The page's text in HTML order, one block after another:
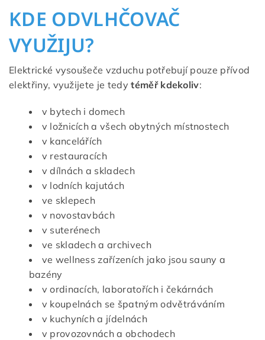
KDE ODVLHČOVAČ
VYUŽIJU?
Elektrické vysoušeče vzduchu potřebují pouze přívod
elektřiny, využijete je tedytéměř kdekoliv:
v bytech i domech
v ložnicích a všech obytných místnostech
v kancelářích
v restauracích
v dílnách a skladech
v lodních kajutách
ve sklepech
v novostavbách
v suterénech
ve skladech a archivech
ve wellness zařízeních jako jsou sauny a
bazény
v ordinacích, laboratořích i čekárnách
v koupelnách se špatným odvětráváním
v kuchyních a jídelnách
v provozovnách a obchodech